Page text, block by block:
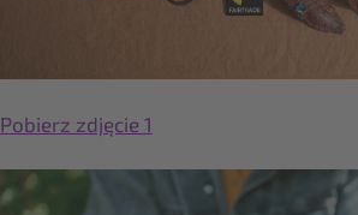
Pobierz zdjęcie 1